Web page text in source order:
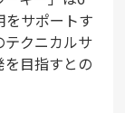
をサポートす
テクニカルサ
目指すとの